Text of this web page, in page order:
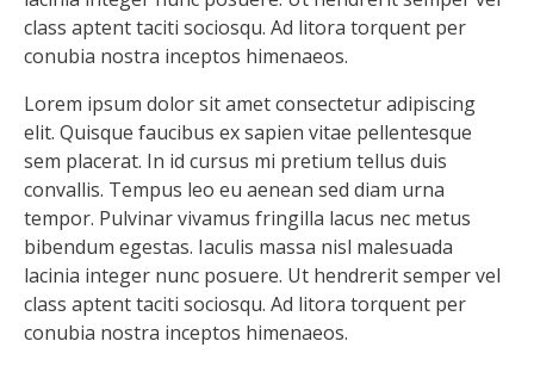
class aptent taciti sociosqu. Ad litora torquent per
conubia nostra inceptos himenaeos.
Lorem ipsum dolor sit amet consectetur adipiscing
elit. Quisque faucibus ex sapien vitae pellentesque
sem placerat. In id cursus mi pretium tellus duis
convallis. Tempus leo eu aenean sed diam urna
tempor. Pulvinar vivamus fringilla lacus nec metus
bibendum egestas. Iaculis massa nisl malesuada
lacinia integer nunc posuere. Ut hendrerit semper vel
class aptent taciti sociosqu. Ad litora torquent per
conubia nostra inceptos himenaeos.